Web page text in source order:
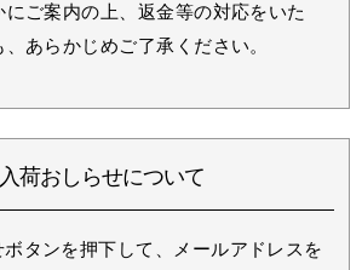
ご案内の上、返金等の対応をいた
あらかじめご了承ください。
荷おしらせについて
タンを押下して、メールアドレスを